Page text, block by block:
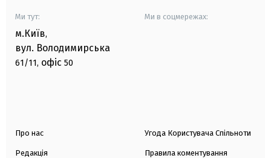
Ми тут:
м.Київ,
вул. Володимирська
61/11, офіс 50
Ми в соцмережах:
Про нас
Редакція
Угода Користувача Спільноти
Правила коментування